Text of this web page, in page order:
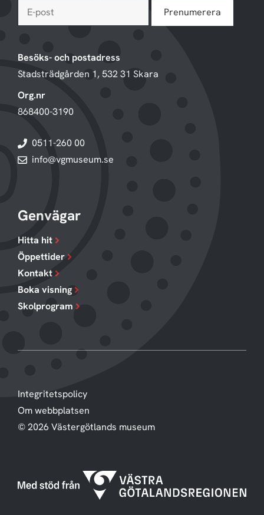
Besöks- och postadress
Stadsträdgården 1, 532 31 Skara
Org.nr
868400-3190
0511-260 00
info@vgmuseum.se
Genvägar
Hitta hit
Öppettider
Kontakt
Boka visning
Skolprogram
© 2026 Västergötlands museum
Integritetspolicy
Om webbplatsen